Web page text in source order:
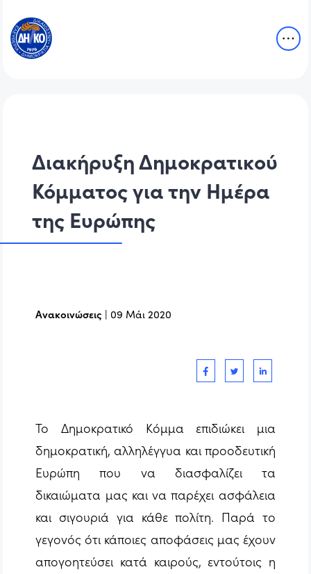
Διακήρυξη Δημοκρατικού
Κόμματος για την Ημέρα
της Ευρώπης
Ανακοινώσεις |09 Μάι 2020
Το Δημοκρατικό Κόμμα επιδιώκει μια
δημοκρατική, αλληλέγγυα και προοδευτική
Ευρώπη που να διασφαλίζει τα
δικαιώματα μας και να παρέχει ασφάλεια
και σιγουριά για κάθε πολίτη. Παρά το
γεγονός ότι κάποιες αποφάσεις μας έχουν
απογοητεύσει κατά καιρούς, εντούτοις η